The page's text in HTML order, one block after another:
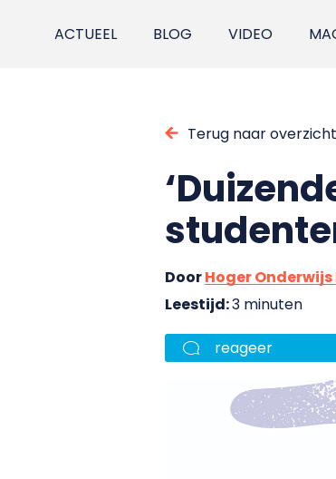
ACTUEEL BLOG VIDEO
Terug naar overzicht
DoorHoger
Leestijd:3 minuten
reageer